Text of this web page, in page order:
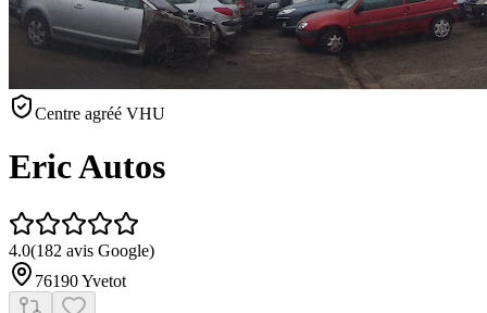
Centre agréé VHU
Eric Autos
4.0(182 avis Google)
76190Yvetot